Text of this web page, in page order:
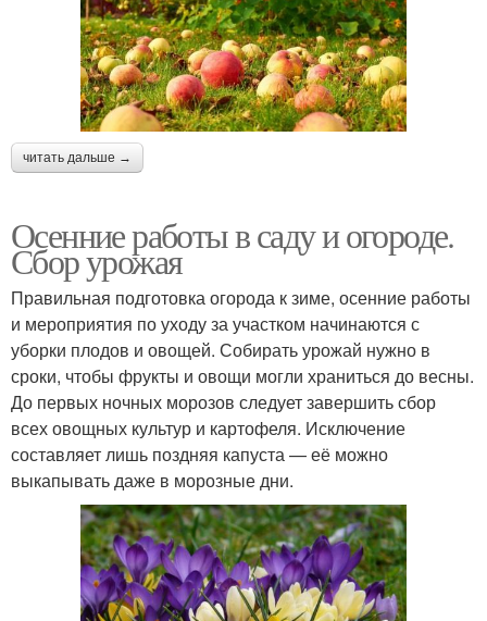
читать дальше →
Осенние работы в саду и огороде.
Сбор урожая
Правильная подготовка огорода к зиме, осенние работы
и мероприятия по уходу за участком начинаются с
уборки плодов и овощей. Собирать урожай нужно в
сроки, чтобы фрукты и овощи могли храниться до весны.
До первых ночных морозов следует завершить сбор
всех овощных культур и картофеля. Исключение
составляет лишь поздняя капуста — её можно
выкапывать даже в морозные дни.